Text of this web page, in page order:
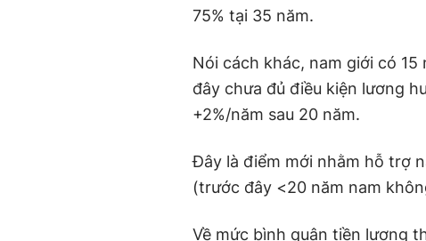
75% tại 35 năm.
Nói cách khác, nam giới có
đây chưa đủ điều kiện lương
+2%/năm sau 20 năm.
Đây là điểm mới nhằm hỗ trợ
(trước đây <20 năm nam
Về mức bình quân tiền lương